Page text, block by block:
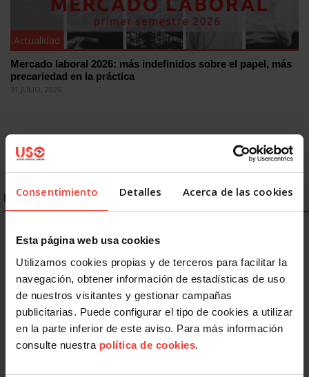
Consentimiento Detalles Acerca de las cookies
Esta página web usa cookies
Utilizamos cookies propias y de terceros para facilitar la
navegación, obtener información de estadísticas de uso
de nuestros visitantes y gestionar campañas
publicitarias. Puede configurar el tipo de cookies a utilizar
en la parte inferior de este aviso. Para más información
consulte nuestra política de cookies.
Actualidad
Mercado laboral 2026: más indefinidos sobre el papel, más
precariedad en la práctica
31 JULIO, 2026
ENLACES DESTACADOS